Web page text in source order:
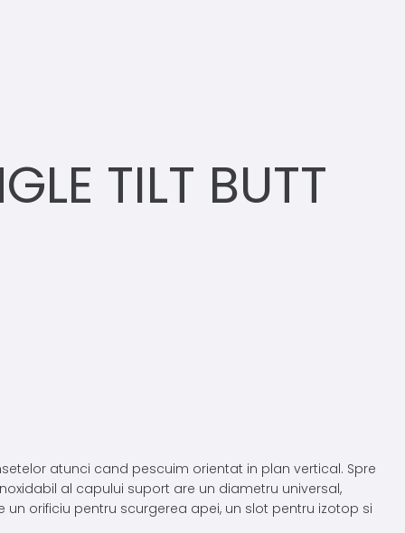
TILT BUTT
atunci cand pescuim orientat in plan vertical. Spre
al capului suport are un diametru universal,
orificiu pentru scurgerea apei, un slot pentru izotop si